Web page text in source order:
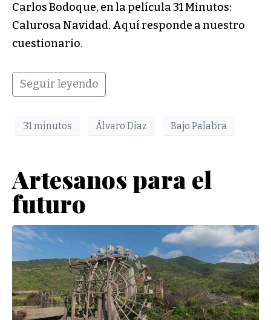
Carlos Bodoque, en la película 31 Minutos:
Calurosa Navidad. Aquí responde a nuestro
cuestionario.
Seguir leyendo
31 minutos Álvaro Díaz Bajo Palabra
Artesanos para el
futuro